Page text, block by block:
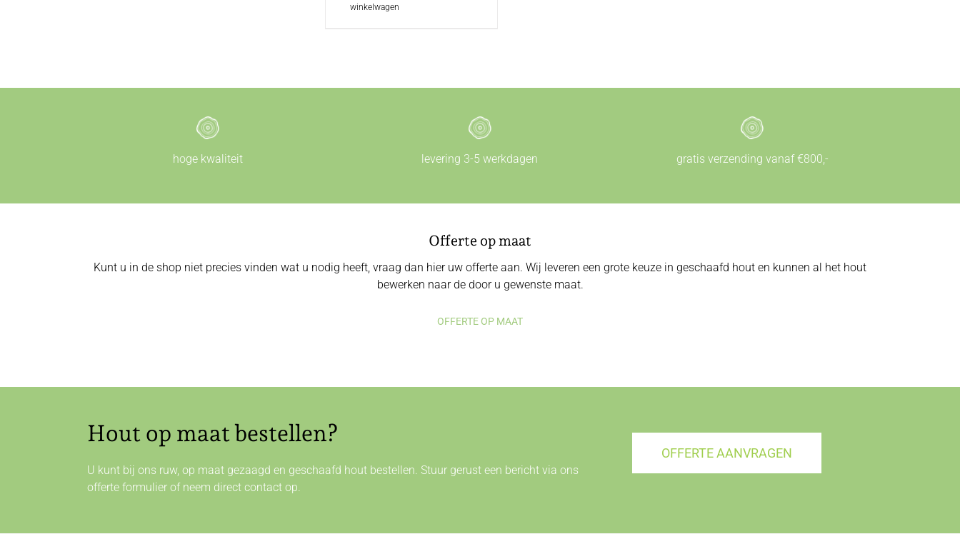
winkelwagen
hoge kwaliteit levering 3-5 werkdagen gratis verzending vanaf €800,-
Offerte op maat
Kunt u in de shop niet precies vinden wat u nodig heeft, vraag dan hier uw offerte aan. Wij leveren een grote keuze in geschaafd hout en kunnen al het hout
bewerken naar de door u gewenste maat.
OFFERTE OP MAAT
Hout op maat bestellen?
U kunt bij ons ruw, op maat gezaagd en geschaafd hout bestellen. Stuur gerust een bericht via ons
offerte formulier of neem direct contactop.
OFFERTE AANVRAGEN